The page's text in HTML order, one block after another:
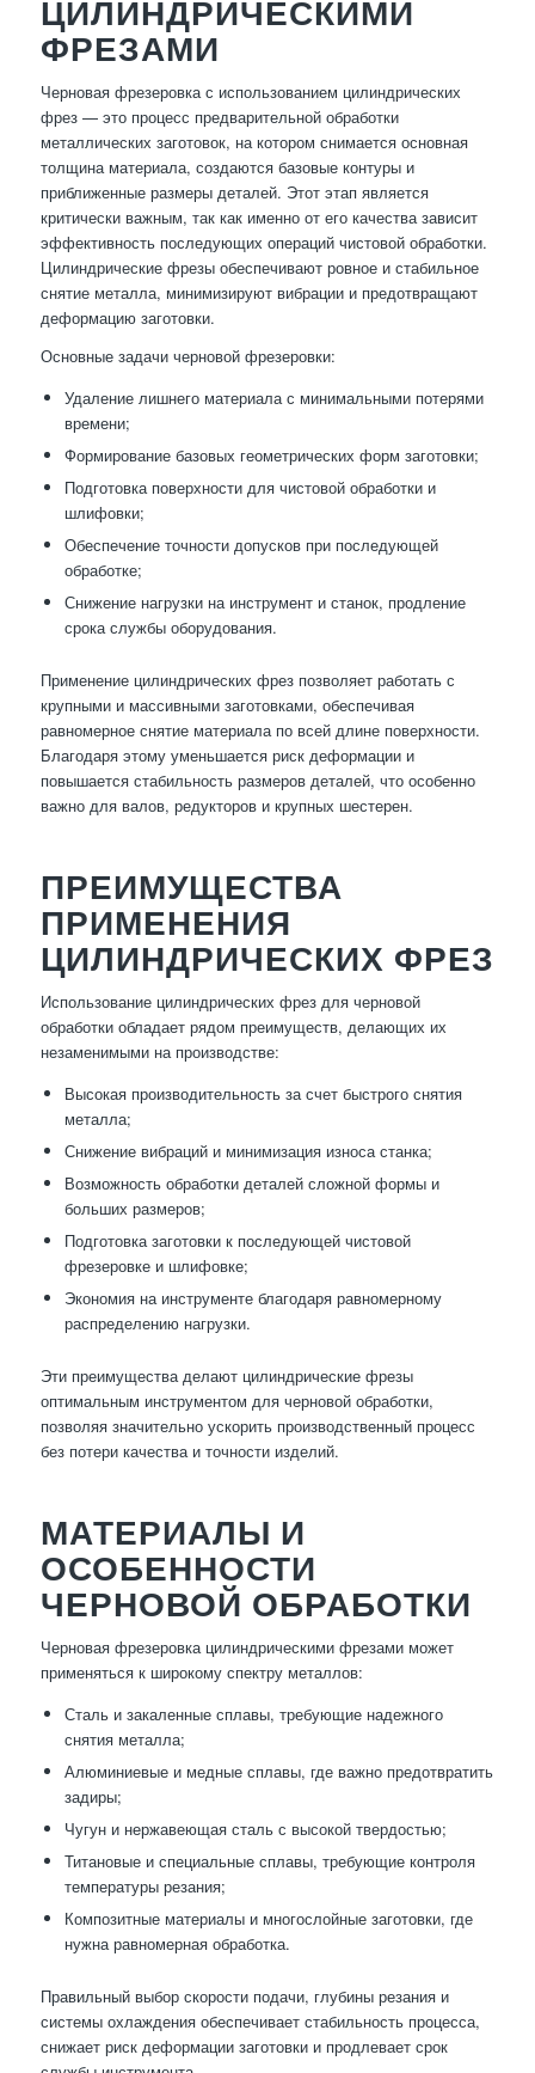
ЦИЛИНДРИЧЕСКИМИ
ФРЕЗАМИ
Черновая фрезеровка с использованием цилиндрических
фрез — это процесс предварительной обработки
металлических заготовок, на котором снимается основная
толщина материала, создаются базовые контуры и
приближенные размеры деталей. Этот этап является
критически важным, так как именно от его качества зависит
эффективность последующих операций чистовой обработки.
Цилиндрические фрезы обеспечивают ровное и стабильное
снятие металла, минимизируют вибрации и предотвращают
деформацию заготовки.
Основные задачи черновой фрезеровки:
Удаление лишнего материала с минимальными потерями
времени;
Формирование базовых геометрических форм заготовки;
Подготовка поверхности для чистовой обработки и
шлифовки;
Обеспечение точности допусков при последующей
обработке;
Снижение нагрузки на инструмент и станок, продление
срока службы оборудования.
Применение цилиндрических фрез позволяет работать с
крупными и массивными заготовками, обеспечивая
равномерное снятие материала по всей длине поверхности.
Благодаря этому уменьшается риск деформации и
повышается стабильность размеров деталей, что особенно
важно для валов, редукторов и крупных шестерен.
ПРЕИМУЩЕСТВА
ПРИМЕНЕНИЯ
ЦИЛИНДРИЧЕСКИХ ФРЕЗ
Использование цилиндрических фрез для черновой
обработки обладает рядом преимуществ, делающих их
незаменимыми на производстве:
Высокая производительность за счет быстрого снятия
металла;
Снижение вибраций и минимизация износа станка;
Возможность обработки деталей сложной формы и
больших размеров;
Подготовка заготовки к последующей чистовой
фрезеровке и шлифовке;
Экономия на инструменте благодаря равномерному
распределению нагрузки.
Эти преимущества делают цилиндрические фрезы
оптимальным инструментом для черновой обработки,
позволяя значительно ускорить производственный процесс
без потери качества и точности изделий.
МАТЕРИАЛЫ И
ОСОБЕННОСТИ
ЧЕРНОВОЙ ОБРАБОТКИ
Черновая фрезеровка цилиндрическими фрезами может
применяться к широкому спектру металлов:
Сталь и закаленные сплавы, требующие надежного
снятия металла;
Алюминиевые и медные сплавы, где важно предотвратить
задиры;
Чугун и нержавеющая сталь с высокой твердостью;
Титановые и специальные сплавы, требующие контроля
температуры резания;
Композитные материалы и многослойные заготовки, где
нужна равномерная обработка.
Правильный выбор скорости подачи, глубины резания и
системы охлаждения обеспечивает стабильность процесса,
снижает риск деформации заготовки и продлевает срок